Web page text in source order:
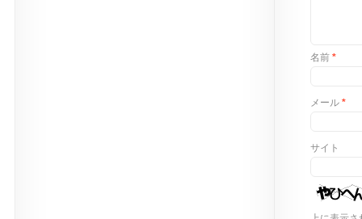
名前 *
メール *
サイト